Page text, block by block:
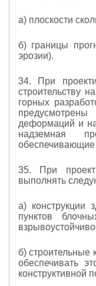
а) плоскости
б) границы
эрозии).
34. При
строительству
горных
деформаций и
надземная
обеспечивающие
35. При
выполнять
а) конструкции
пунктов
б) строительные
обеспечивать
конструктивной